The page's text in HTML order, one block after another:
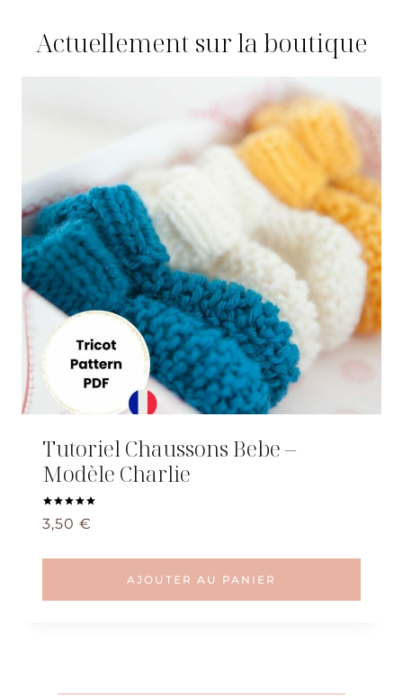
Actuellement sur la boutique
Tutoriel Chaussons Bebe –
Modèle Charlie
Note
5.00
3,50 €
AJOUTER AU PANIER